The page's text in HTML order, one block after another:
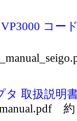
コー
タ 取扱説明